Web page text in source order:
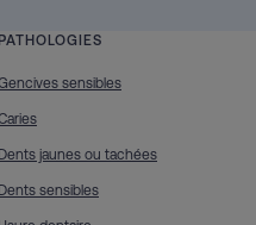
PATHOLOGIES
sensibles
Dents jaunes ou tachées
Dents sensibles